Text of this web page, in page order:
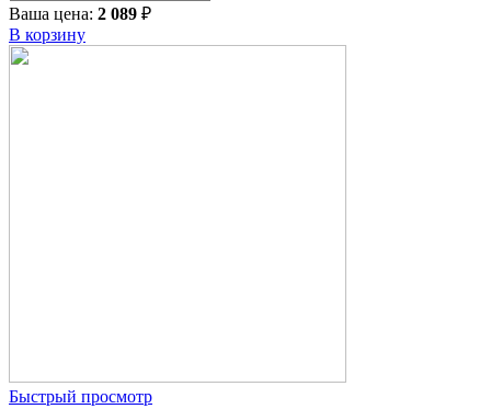
Ваша цена: 2 089 ₽
В корзину
Быстрый просмотр